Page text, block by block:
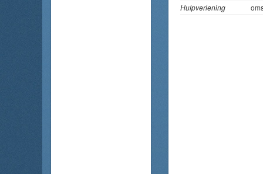
Hulpverlening